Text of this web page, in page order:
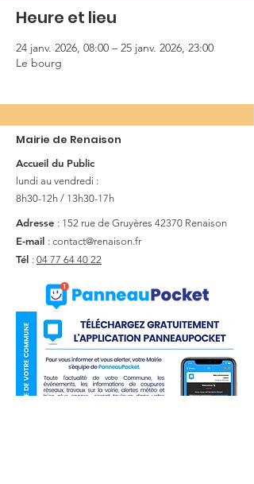
Heure et lieu
24 janv. 2026, 08:00 – 25 janv. 2026, 23:00
Le bourg
Mairie de Renaison
Accueil du Public
lundi au vendredi :
8h30-12h / 13h30-17h
Adresse : 152 rue de Gruyères 42370 Renaison
E-mail : contact@renaison.fr
Tél : 04 77 64 40 22